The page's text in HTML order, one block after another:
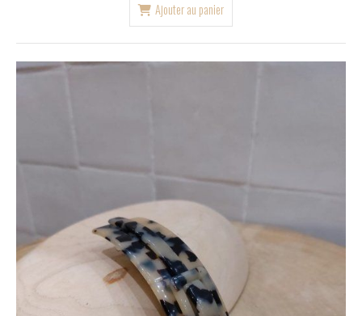
Ajouter au panier